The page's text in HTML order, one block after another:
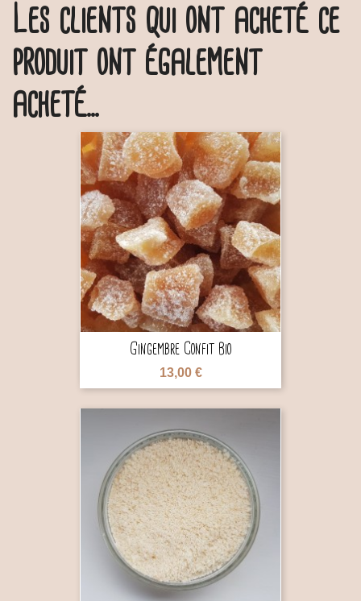
Les clients qui ont acheté ce
produit ont également
acheté...

Gingembre Confit Bio
13,00 €
